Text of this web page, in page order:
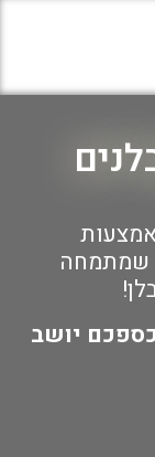
שמתמחה
יושב